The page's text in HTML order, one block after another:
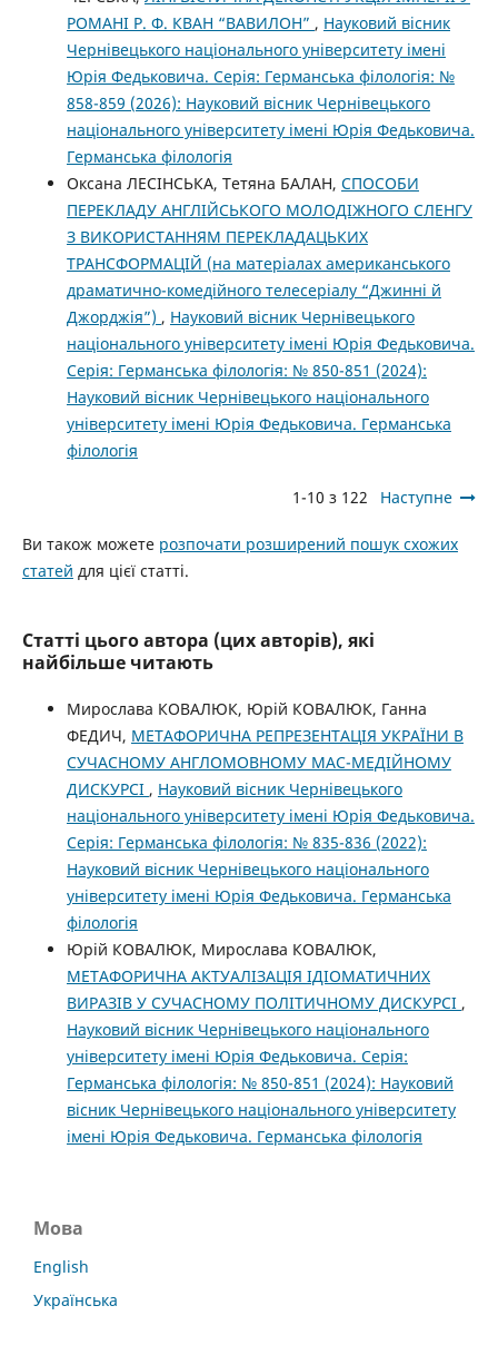
РОМАНІ Р. Ф. КВАН “ВАВИЛОН” , Науковий вісник
Чернівецького національного університету імені
Юрія Федьковича. Серія: Германська філологія: №
858-859 (2026): Науковий вісник Чернівецького
національного університету імені Юрія Федьковича.
Германська філологія
Оксана ЛЕСІНСЬКА, Тетяна БАЛАН, СПОСОБИ
ПЕРЕКЛАДУ АНГЛІЙСЬКОГО МОЛОДІЖНОГО СЛЕНГУ
З ВИКОРИСТАННЯМ ПЕРЕКЛАДАЦЬКИХ
ТРАНСФОРМАЦІЙ (на матеріалах американського
драматично-комедійного телесеріалу “Джинні й
Джорджія”) , Науковий вісник Чернівецького
національного університету імені Юрія Федьковича.
Серія: Германська філологія: № 850-851 (2024):
Науковий вісник Чернівецького національного
університету імені Юрія Федьковича. Германська
філологія
1-10 з 122 Наступне
Ви також можете розпочати розширений пошук схожих
статей для цієї статті.
Статті цього автора (цих авторів), які
найбільше читають
Мирослава КОВАЛЮК, Юрій КОВАЛЮК, Ганна
ФЕДИЧ, МЕТАФОРИЧНА РЕПРЕЗЕНТАЦІЯ УКРАЇНИ В
СУЧАСНОМУ АНГЛОМОВНОМУ МАС-МЕДІЙНОМУ
ДИСКУРСІ , Науковий вісник Чернівецького
національного університету імені Юрія Федьковича.
Серія: Германська філологія: № 835-836 (2022):
Науковий вісник Чернівецького національного
університету імені Юрія Федьковича. Германська
філологія
Юрій КОВАЛЮК, Мирослава КОВАЛЮК,
МЕТАФОРИЧНА АКТУАЛІЗАЦІЯ ІДІОМАТИЧНИХ
ВИРАЗІВ У СУЧАСНОМУ ПОЛІТИЧНОМУ ДИСКУРСІ ,
Науковий вісник Чернівецького національного
університету імені Юрія Федьковича. Серія:
Германська філологія: № 850-851 (2024): Науковий
вісник Чернівецького національного університету
імені Юрія Федьковича. Германська філологія
Мова
English
Українська